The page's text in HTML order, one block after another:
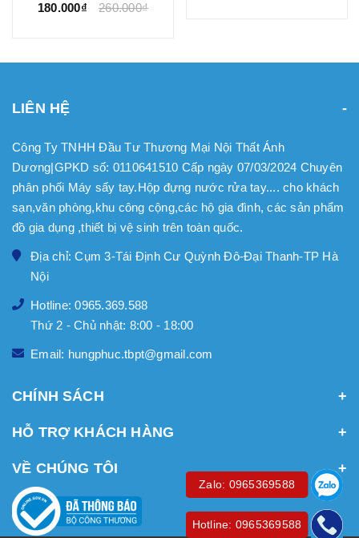
180.000₫
260.000₫
LIÊN HỆ
Công Ty TNHH Đầu Tư Thương Mại Nội Thất Ánh
Dương|GPKD số: 0110641510 Cấp ngày 07/03/2024 Chuyên
phân phối Máy sấy tay.Hộp đựng nước rửa tay.... cho khách
sạn,văn phòng,khu công cộng,các hộ gia đình, các sản phẩm
đồ gia dụng ,thiết bị vệ sinh trên toàn quốc.
Địa chỉ: Cụm 3-Tái Định Cư Quỳnh Đô-Đại Thanh-TP Hà
Nội
Hotline: 0965.369.588
Thứ 2 - Chủ nhật: 8:00 - 18:00
Email: hungphuc.tbpt@gmail.com
CHÍNH SÁCH
HỖ TRỢ KHÁCH HÀNG
VỀ CHÚNG TÔI
Zalo: 0965369588
Hotline: 0965369588